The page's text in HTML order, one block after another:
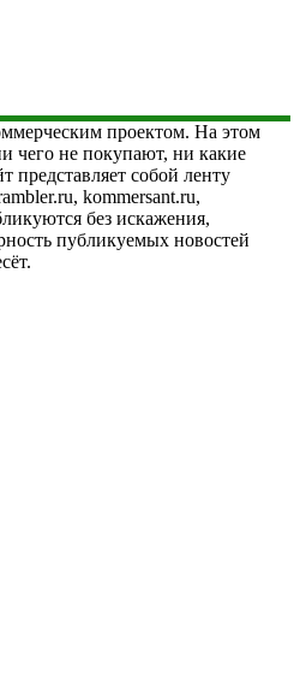
проектом. На этом
чего не покупают, ни какие
представляет собой ленту
kommersant.ru,
без искажения,
публикуемых новостей